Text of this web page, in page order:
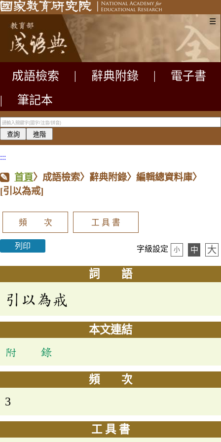
☰
成語檢索 辭典附錄
電子書
|
筆記本
:::
首頁〉成語檢索〉辭典附錄〉編輯總資料庫〉
[引以為戒]
頻 次 工 具 書
列印 字級設定 小 中 大
詞 語
引以為戒
本文連結
附 錄
頻 次
3
工 具 書